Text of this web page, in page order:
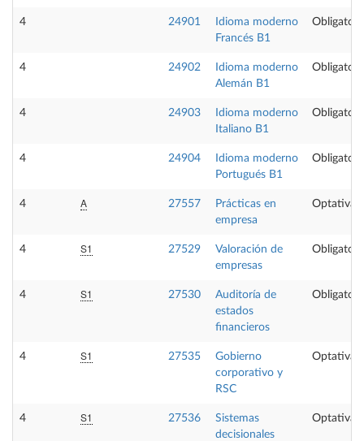
4 24901
Idioma moderno
Francés B1
4 24902
Idioma moderno
Alemán B1
4 24903
Idioma moderno
Italiano B1
4 24904
Idioma moderno
Portugués B1
4 A 27557
Prácticas en
empresa
Optativa
4 S1 27529
Valoración de
empresas
4 S1 27530
Auditoría de
estados
financieros
4 S1 27535
Gobierno
corporativo y
RSC
Optativa
4 S1 27536
Sistemas
decisionales
Optativa